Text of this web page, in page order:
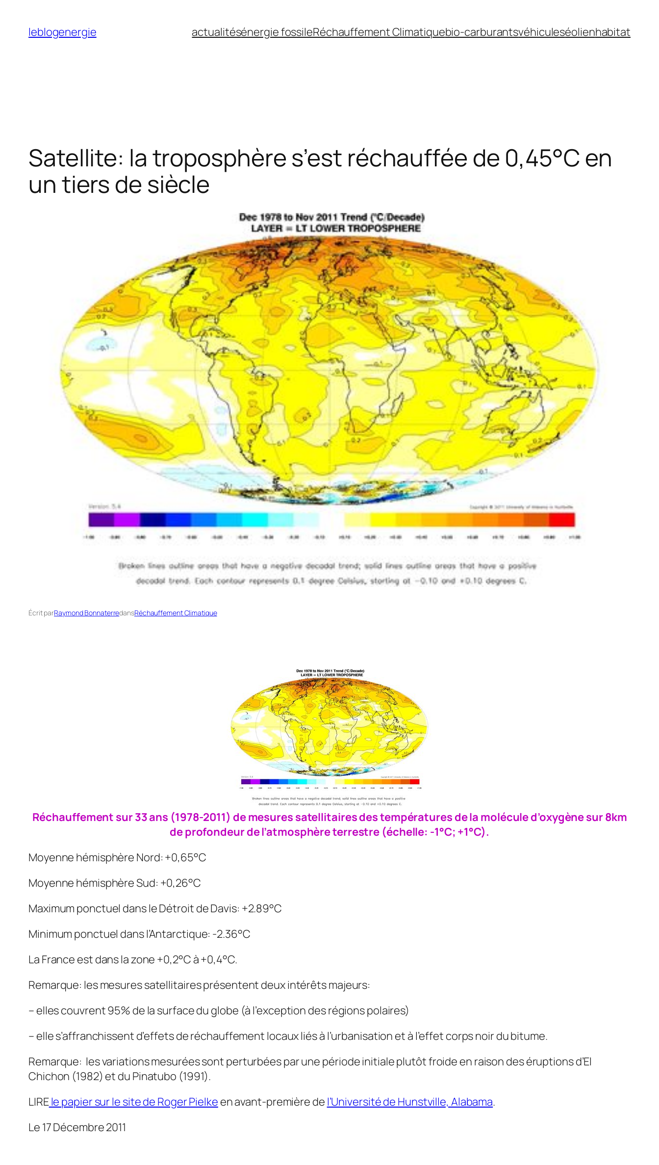
contenu
leblogenergie actualitésénergie fossileRéchauffement Climatiquebio-carburantsvéhiculeséolienhabitat
Satellite: la troposphère s’est réchauffée de 0,45°C en
un tiers de siècle
Écrit parRaymond BonnaterredansRéchauffement Climatique
Réchauffement sur 33 ans (1978-2011) de mesures satellitaires des températures de la molécule d’oxygène sur 8km
de profondeur de l’atmosphère terrestre (échelle: -1°C; +1°C).
Moyenne hémisphère Nord: +0,65°C
Moyenne hémisphère Sud: +0,26°C
Maximum ponctuel dans le Détroit de Davis: +2.89°C
Minimum ponctuel dans l’Antarctique: -2.36°C
La France est dans la zone +0,2°C à +0,4°C.
Remarque: les mesures satellitaires présentent deux intérêts majeurs:
– elles couvrent 95% de la surface du globe (à l’exception des régions polaires)
– elle s’affranchissent d’effets de réchauffement locaux liés à l’urbanisation et à l’effet corps noir du bitume.
Remarque: les variations mesurées sont perturbées par une période initiale plutôt froide en raison des éruptions d’El
Chichon (1982) et du Pinatubo (1991).
LIREle papier sur le site de Roger Pielke en avant-première de l’Université de Hunstville, Alabama.
Le 17 Décembre 2011